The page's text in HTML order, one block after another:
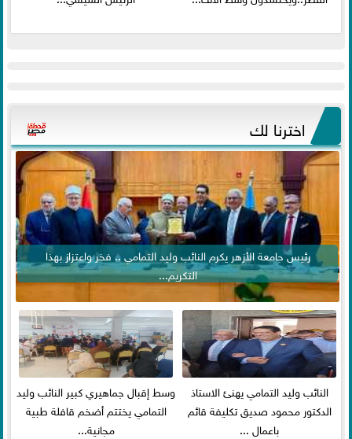
اخترنا لك
رئيس جامعة الأزهر يكرم النائب وليد التمامي .. فخر واعتزاز بهذا
التكريم...
النائب وليد التمامي يهنئ الاستاذ
الدكتور محمود صديق تكليفة قائم
باعمال ...
وسط إقبال جماهيري كبير النائب وليد
التمامي يختتم أضخم قافلة طبية
مجانية...